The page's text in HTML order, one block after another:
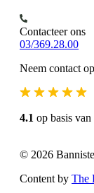
Contacteer ons
03/369.28.00
Neem contact
4.1 op basis van
© 2026
Content by The